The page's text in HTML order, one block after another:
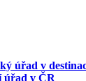
úřad v
úřad v ČR